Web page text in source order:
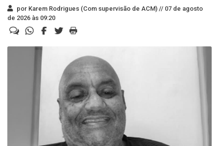
por Karem Rodrigues (Com supervisão de ACM) // 07 de agosto
de 2026 às 09:20